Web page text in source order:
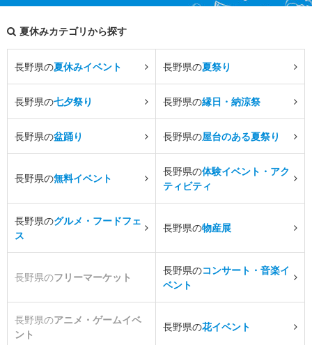
夏休みカテゴリから探す
長野県の夏休みイベント 長野県の夏祭り
長野県の七夕祭り 長野県の縁日・納涼祭
長野県の盆踊り 長野県の屋台のある夏祭り
長野県の無料イベント
長野県の体験イベント・アク
ティビティ
長野県のグルメ・フードフェ
ス
長野県の物産展
長野県のフリーマーケット
長野県のコンサート・音楽イ
ベント
長野県のアニメ・ゲームイベ
ント
長野県の花イベント